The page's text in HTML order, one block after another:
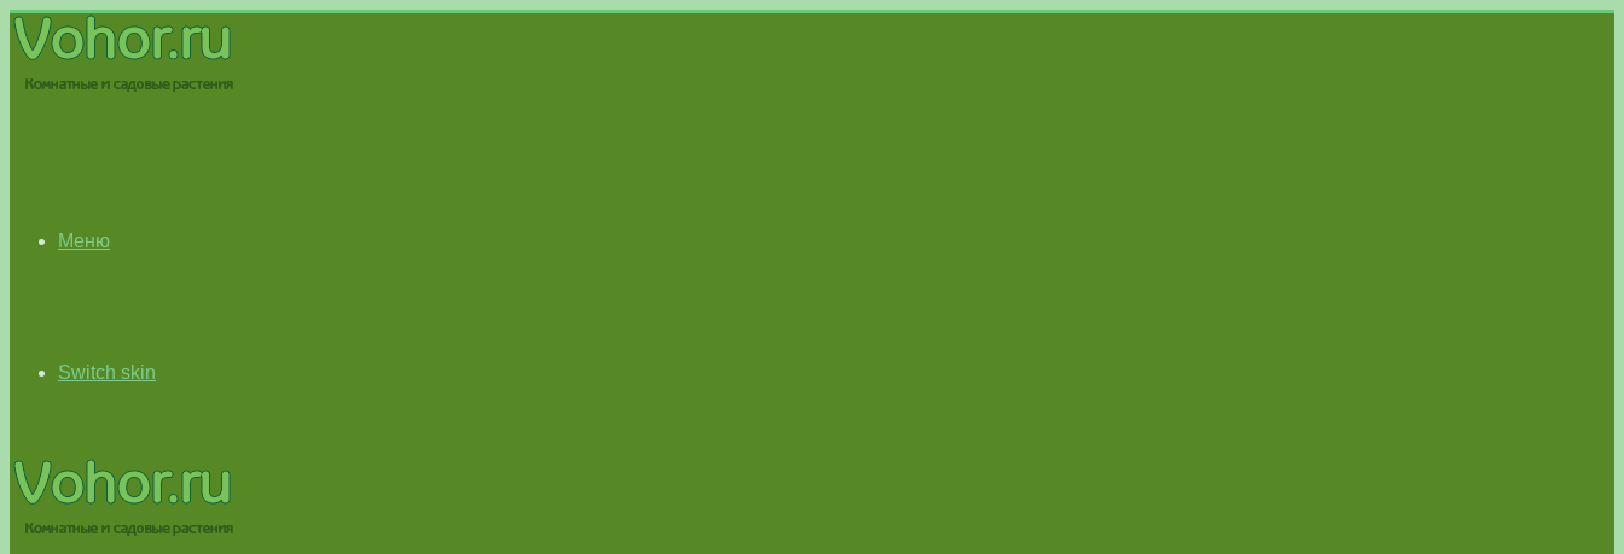
Меню
Switch skin